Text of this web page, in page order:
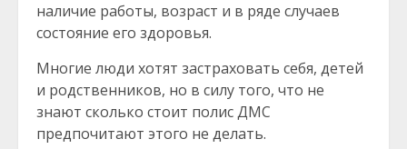
наличие работы, возраст и в ряде случаев
состояние его здоровья.
Многие люди хотят застраховать себя, детей
и родственников, но в силу того, что не
знают сколько стоит полис ДМС
предпочитают этого не делать.